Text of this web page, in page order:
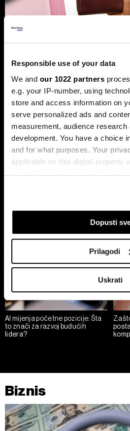
Responsible use of your data
We and our 1022 partners
e.g. your IP-number, using
store and access information on
serve personalized ads and
measurement, audience research
development. You have a choice
and for what purposes. Your
applicable on this digital property
your choices. You can change or
If you allow, we would also like to:
Collect information about
Identify your device by
specific characteristics
Find out more about how your
and set your preferences in the
Zajednički voditelji obrade su HD-
ažurirati klikom na „Prikaži
Dopusti
Prilagodi
Uskrati
Banke traže veći
Banke u Bosni i Hercegovini (BiH)
potrošačke, odnosno
50.000 KM, tvrdeći da taj prag
plata i životnih troškova.
klijentima četiri banke u BiH
BiH
10
AI mijenja početne pozicije: Šta
to znači za razvoj budućih
lidera?
Biznis